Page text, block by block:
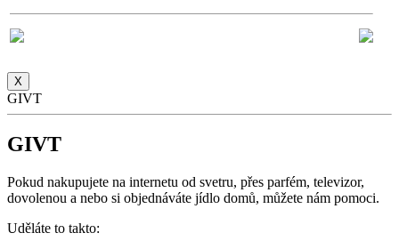
X
GIVT
GIVT
Pokud nakupujete na internetu od svetru, přes parfém, televizor,
dovolenou a nebo si objednáváte jídlo domů, můžete nám pomoci.
Uděláte to takto: